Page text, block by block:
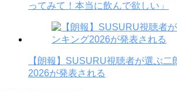
ってみて！本当に飲んで欲しい」
【朗報】SUSURU視聴者が選ぶ二
2026が発表される